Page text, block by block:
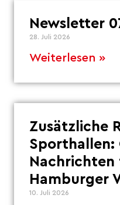
Newsletter
28. Juli 2026
Weiterlesen »
Zusätzliche
Sporthallen:
Nachrichten
Hamburger
10. Juli 2026